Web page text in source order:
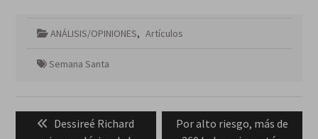
ANÁLISIS/OPINIONES, Artículos
Semana Santa
Previous
Dessireé Richard
Next
Por alto riesgo, más de